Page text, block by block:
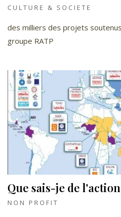
CULTURE & SOCIETE
des milliers des projets
groupe RATP
Que sais-je de
NON PROFIT